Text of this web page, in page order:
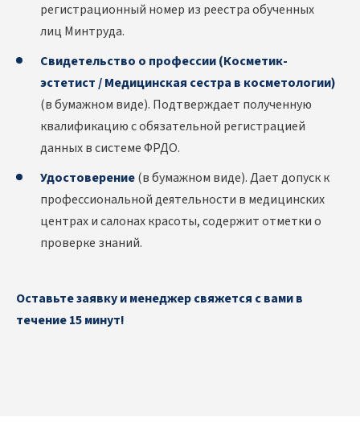
регистрационный номер из реестра обученных
лиц Минтруда.
Свидетельство о профессии (Косметик-
эстетист / Медицинская сестра в косметологии)
(в бумажном виде). Подтверждает полученную
квалификацию с обязательной регистрацией
данных в системе ФРДО.
Удостоверение(в бумажном виде). Дает допуск к
профессиональной деятельности в медицинских
центрах и салонах красоты, содержит отметки о
проверке знаний.
Оставьте заявку и менеджер свяжется с вами в
течение 15 минут!